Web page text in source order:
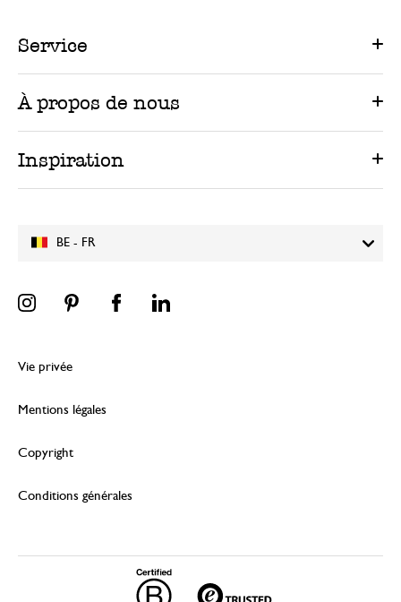
BE - FR
Service
À propos de nous
Inspiration
Vie privée
Mentions légales
Copyright
Conditions générales